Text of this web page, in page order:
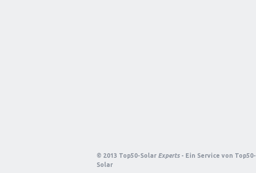
© 2013 Top50-Solar Experts - Ein Service von Top50-
Solar